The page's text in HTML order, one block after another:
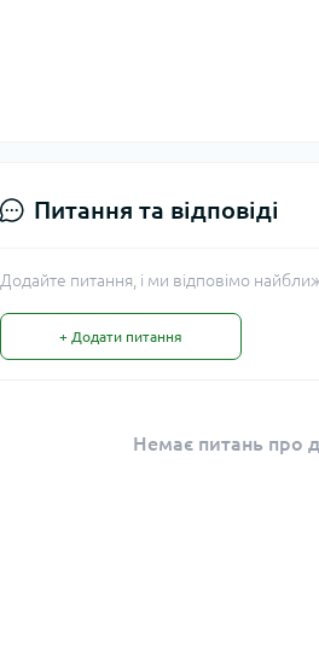
Питання та відповіді
Додайте питання, і ми відповімо
+ Додати питання
Немає питань про